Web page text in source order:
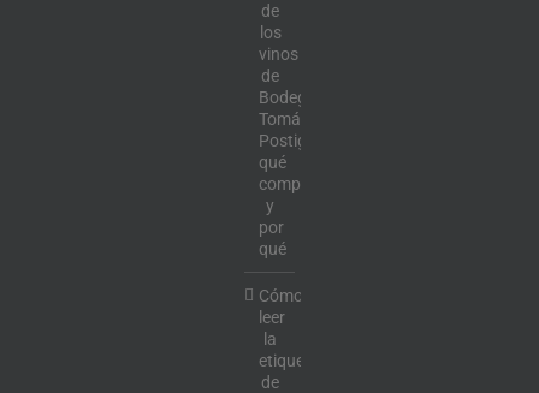
de
los
vinos
de
Bodega
Tomás
Postigo:
qué
comprar
y
por
qué
Cómo
leer
la
etiqueta
de